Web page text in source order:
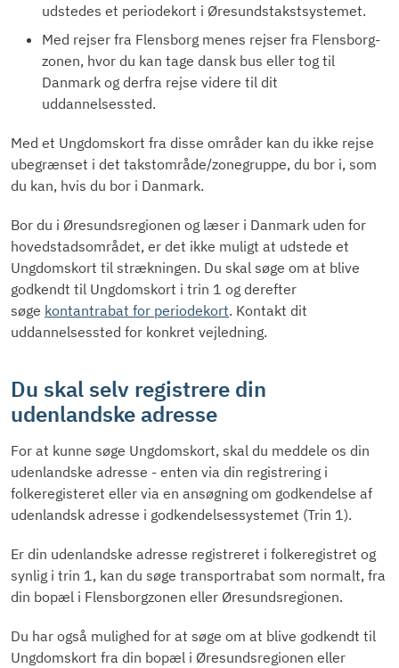
udstedes et periodekort i Øresundstakstsystemet.
Med rejser fra Flensborg menes rejser fra Flensborg-
zonen, hvor du kan tage dansk bus eller tog til
Danmark og derfra rejse videre til dit
uddannelsessted.
Med et Ungdomskort fra disse områder kan du ikke rejse
ubegrænset i det takstområde/zonegruppe, du bor i, som
du kan, hvis du bor i Danmark.
Bor du i Øresundsregionen og læser i Danmark uden for
hovedstadsområdet, er det ikke muligt at udstede et
Ungdomskort til strækningen. Du skal søge om at blive
godkendt til Ungdomskort i trin 1 og derefter
søge kontantrabat for periodekort. Kontakt dit
uddannelsessted for konkret vejledning.
Du skal selv registrere din
udenlandske adresse
For at kunne søge Ungdomskort, skal du meddele os din
udenlandske adresse - enten via din registrering i
folkeregisteret eller via en ansøgning om godkendelse af
udenlandsk adresse i godkendelsessystemet (Trin 1).
Er din udenlandske adresse registreret i folkeregistret og
synlig i trin 1, kan du søge transportrabat som normalt, fra
din bopæl i Flensborgzonen eller Øresundsregionen.
Du har også mulighed for at søge om at blive godkendt til
Ungdomskort fra din bopæl i Øresundsregionen eller